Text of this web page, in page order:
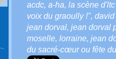
acdc, a-ha, la scène
voix du graoully !",
jean dorval, jean dorval
moselle, lorraine, jean
du sacré-cœur ou fête